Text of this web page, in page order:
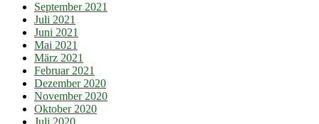
September 2021
Juli 2021
Juni 2021
Mai 2021
März 2021
Februar 2021
Dezember 2020
November 2020
Oktober 2020
Juli 2020